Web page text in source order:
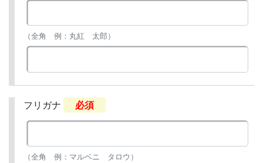
（全角 例：丸紅 太郎）
フリガナ 必須
（全角 例：マルベニ タロウ）